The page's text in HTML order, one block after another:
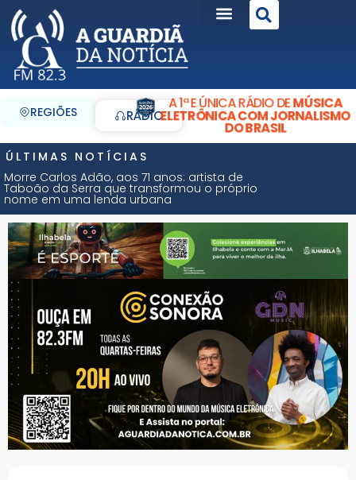
REGIÕES RÁDIO
A 1ª E ÚNICA RÁDIO DEMÚSICA
ELETRÔNICA COM JORNALISMO
DO BRASIL
ÚLTIMAS NOTÍCIAS
Morre Carlos Adão, aos 71 anos: artista de
Taboão da Serra que transformou o próprio
nome em uma lenda urbana